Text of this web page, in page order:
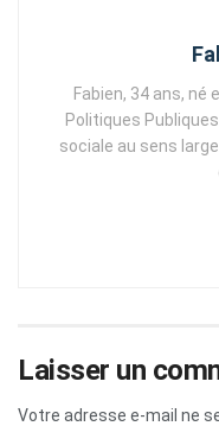
Fabien, 34 ans, né
Politiques
sociale au sens
Laisser un
Votre adresse e-mail ne